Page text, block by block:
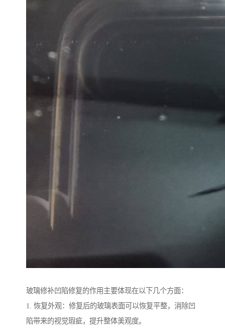
玻璃修补凹陷修复的作用主要体现在以下几个方面：
1. 恢复外观：修复后的玻璃表面可以恢复平整，消除凹
陷带来的视觉瑕疵，提升整体美观度。